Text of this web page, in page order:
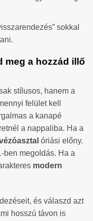
sokkal
meg a hozzád illő
stílusos, hanem a
felület kell
a kanapé
a nappaliba. Ha a
óriási előny.
ben megoldás. Ha a
modern
és válaszd azt
hosszú távon is